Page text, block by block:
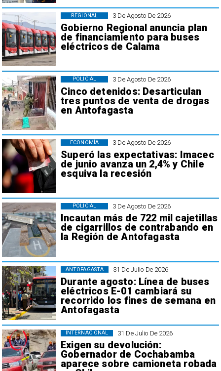
3 De Agosto De 2026
Gobierno Regional anuncia plan
de financiamiento para buses
eléctricos de Calama
REGIONAL
3 De Agosto De 2026
Cinco detenidos: Desarticulan
tres puntos de venta de drogas
en Antofagasta
POLICIAL
3 De Agosto De 2026
Superó las expectativas: Imacec
de junio avanza un 2,4% y Chile
esquiva la recesión
ECONOMÍA
3 De Agosto De 2026
Incautan más de 722 mil cajetillas
de cigarrillos de contrabando en
la Región de Antofagasta
POLICIAL
31 De Julio De 2026
Durante agosto: Línea de buses
eléctricos E-01 cambiará su
recorrido los fines de semana en
Antofagasta
ANTOFAGASTA
31 De Julio De 2026
Exigen su devolución:
Gobernador de Cochabamba
aparece sobre camioneta robada
INTERNACIONAL